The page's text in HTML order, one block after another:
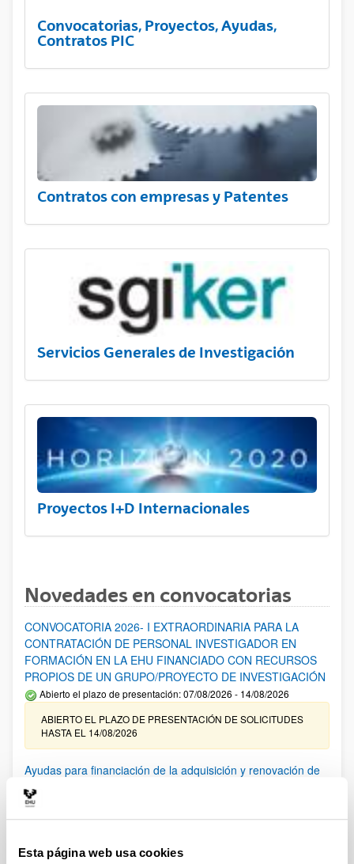
Esta página web usa cookies
Convocatorias, Proyectos, Ayudas,
Contratos PIC
Contratos con empresas y Patentes
Servicios Generales de Investigación
Proyectos I+D Internacionales
Novedades en convocatorias
CONVOCATORIA 2026- I EXTRAORDINARIA PARA LA
CONTRATACIÓN DE PERSONAL INVESTIGADOR EN
FORMACIÓN EN LA EHU FINANCIADO CON RECURSOS
PROPIOS DE UN GRUPO/PROYECTO DE INVESTIGACIÓN
Abierto el plazo de presentación: 07/08/2026 - 14/08/2026
ABIERTO EL PLAZO DE PRESENTACIÓN DE SOLICITUDES
HASTA EL 14/08/2026
Ayudas para financiación de la adquisición y renovación de
infraestructura científica y fondos bibliográficos en la
UPV/EHU 2026
Trámite abierto
25/03/2026: Corrección de errores del listado provisional de
solicitudes admitidas y excluidas. 23/03/2026: Relación